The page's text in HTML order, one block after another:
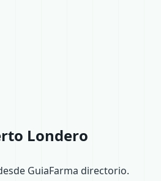
Londero
GuiaFarma directorio.